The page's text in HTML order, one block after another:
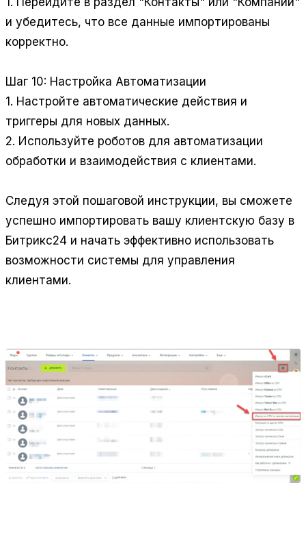
и убедитесь, что все данные импортированы
корректно.
Шаг 10: Настройка Автоматизации
1. Настройте автоматические действия и
триггеры для новых данных.
2. Используйте роботов для автоматизации
обработки и взаимодействия с клиентами.
Следуя этой пошаговой инструкции, вы сможете
успешно импортировать вашу клиентскую базу в
Битрикс24 и начать эффективно использовать
возможности системы для управления
клиентами.